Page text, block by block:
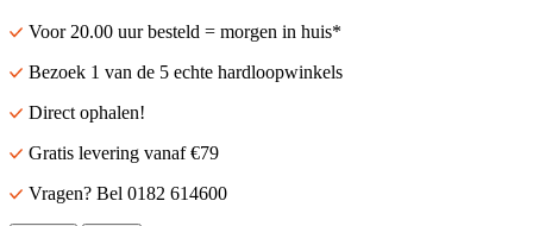
Voor 20.00 uur besteld = morgen in huis*
Bezoek 1 van de 5 echte hardloopwinkels
Direct ophalen!
Gratis levering vanaf €79
Vragen? Bel 0182 614600